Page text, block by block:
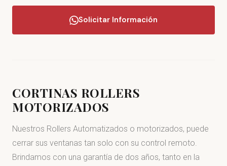
Solicitar Información
CORTINAS ROLLERS
MOTORIZADOS
Nuestros Rollers Automatizados o motorizados, puede
cerrar sus ventanas tan solo con su control remoto.
Brindamos con una garantía de dos años, tanto en la